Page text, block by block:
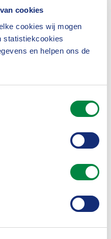
cookies
cookies wij mogen
statistiekcookies
en helpen ons de
14 mei 2020